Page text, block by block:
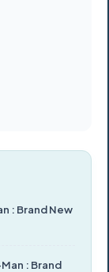
: Brand New
: Brand